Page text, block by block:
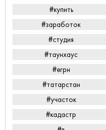
#купить
#заработок
#студия
#таунхаус
#егрн
#татарстан
#участок
#кадастр